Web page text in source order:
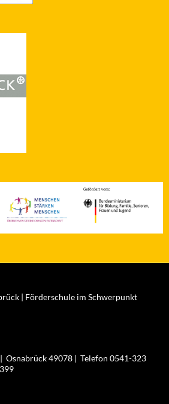
| Förderschule im Schwerpunkt
Osnabrück 49078 | Telefon 0541-323